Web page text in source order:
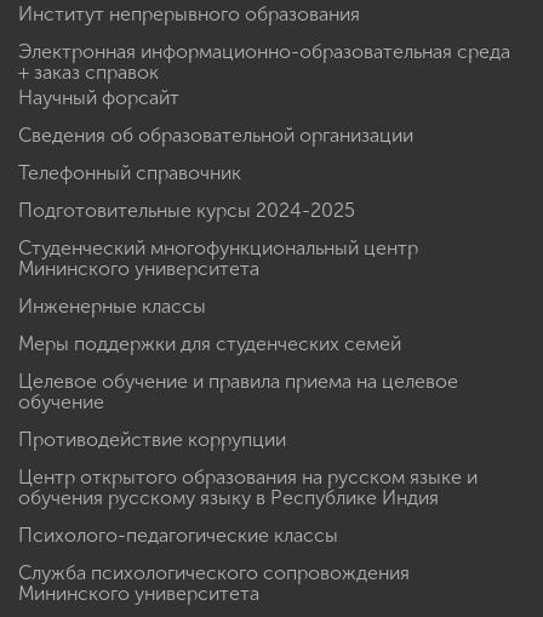
Институт непрерывного образования
Электронная информационно-образовательная среда
+ заказ справок
Научный форсайт
Сведения об образовательной организации
Телефонный справочник
Подготовительные курсы 2024-2025
Студенческий многофункциональный центр
Мининского университета
Инженерные классы
Меры поддержки для студенческих семей
Целевое обучение и правила приема на целевое
обучение
Противодействие коррупции
Центр открытого образования на русском языке и
обучения русскому языку в Республике Индия
Психолого-педагогические классы
Служба психологического сопровождения
Мининского университета